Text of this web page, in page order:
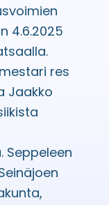
4.6.2025
res
Jaakko